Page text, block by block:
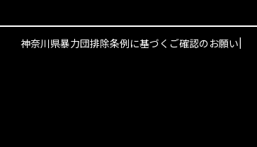
神奈川県暴力団排除条例に基づくご確認のお願い|